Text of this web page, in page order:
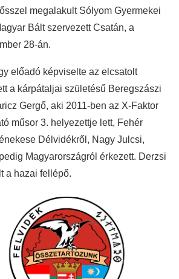
megalakult Sólyom Gyermekei
Bált szervezett Csatán, a
28-án.
előadó képviselte az elcsatolt
a kárpátaljai születésű Beregszászi
Gergő, aki 2011-ben az X-Faktor
műsor 3. helyezettje lett, Fehér
Délvidékről, Nagy Julcsi,
Magyarországról érkezett. Derzsi
a hazai fellépő.